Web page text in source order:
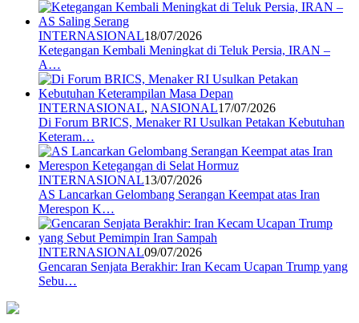
INTERNASIONAL18/07/2026
Ketegangan Kembali Meningkat di Teluk Persia, IRAN –
A…
INTERNASIONAL, NASIONAL17/07/2026
Di Forum BRICS, Menaker RI Usulkan Petakan Kebutuhan
Keteram…
INTERNASIONAL13/07/2026
AS Lancarkan Gelombang Serangan Keempat atas Iran
Merespon K…
INTERNASIONAL09/07/2026
Gencaran Senjata Berakhir: Iran Kecam Ucapan Trump yang
Sebu…